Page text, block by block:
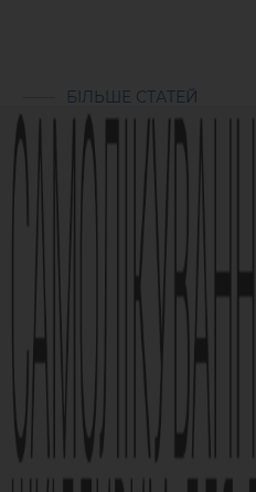
БІЛЬШЕ СТАТЕЙ
Реклама лікарського засобу.
засобу обов’язково
ознайомтесь з інструкцією
(044) 496-87-87,